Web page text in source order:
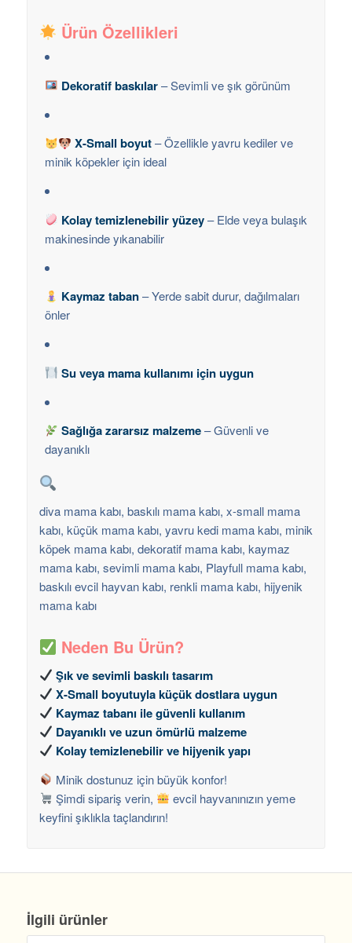
Ürün Özellikleri
Dekoratif baskılar– Sevimli ve şık görünüm
X-Small boyut– Özellikle yavru kediler ve
minik köpekler için ideal
Kolay temizlenebilir yüzey– Elde veya bulaşık
makinesinde yıkanabilir
Kaymaz taban– Yerde sabit durur, dağılmaları
önler
Su veya mama kullanımı için uygun
Sağlığa zararsız malzeme– Güvenli ve
dayanıklı
diva mama kabı, baskılı mama kabı, x-small mama
kabı, küçük mama kabı, yavru kedi mama kabı, minik
köpek mama kabı, dekoratif mama kabı, kaymaz
mama kabı, sevimli mama kabı, Playfull mama kabı,
baskılı evcil hayvan kabı, renkli mama kabı, hijyenik
mama kabı
Neden Bu Ürün?
Şık ve sevimli baskılı tasarım
X-Small boyutuyla küçük dostlara uygun
Kaymaz tabanı ile güvenli kullanım
Dayanıklı ve uzun ömürlü malzeme
Kolay temizlenebilir ve hijyenik yapı
Minik dostunuz için büyük konfor!
Şimdi sipariş verin,
evcil hayvanınızın yeme
keyfini şıklıkla taçlandırın!
İlgili ürünler